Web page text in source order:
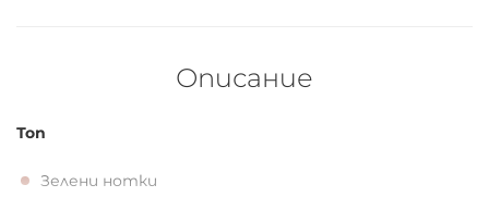
Описание
Топ
Зелени нотки